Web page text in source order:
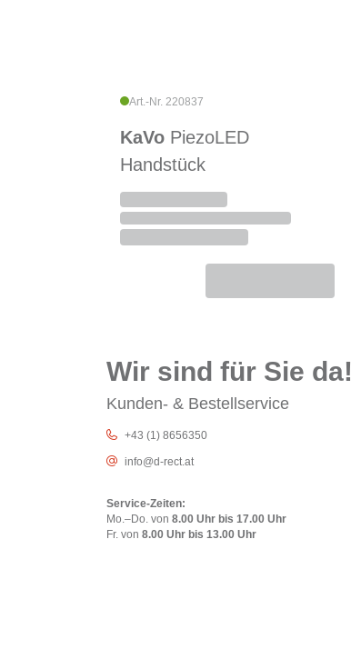
Art.-Nr. 220837
KaVo PiezoLED
Handstück
Wir sind für Sie da!
Kunden- & Bestellservice
+43 (1) 8656350
info@d-rect.at
Service-Zeiten:
Mo.–Do. von 8.00 Uhr bis 17.00 Uhr
Fr. von 8.00 Uhr bis 13.00 Uhr